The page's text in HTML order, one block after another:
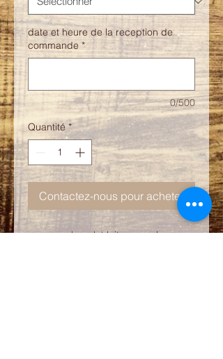
date et heure de la reception de
commande *
0/500
Quantité *
Contactez-nous pour acheter
mousse chocolat lait caramel,